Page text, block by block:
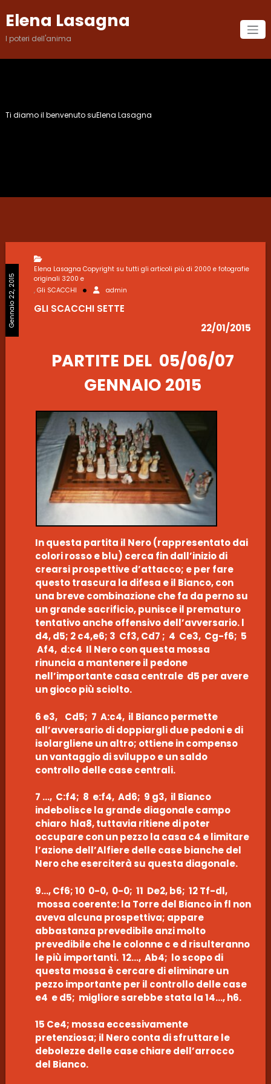
contenuto
Elena Lasagna
I poteri dell'anima
Ti diamo il benvenuto suElena Lasagna
Gennaio 22, 2015
Elena Lasagna Copyright su tutti gli articoli più di 2000 e fotografie
originali 3200 e
, Gli SCACCHI admin
GLI SCACCHI SETTE
22/01/2015
PARTITE DEL 05/06/07
GENNAIO 2015
In questa partita il Nero (rappresentato dai
colori rosso e blu) cerca fin dall’inizio di
crearsi prospettive d’attacco; e per fare
questo trascura la difesa e il Bianco, con
una breve combinazione che fa da perno su
un grande sacrificio, punisce il prematuro
tentativo anche offensivo dell’avversario. l
d4, d5; 2 c4,e6; 3 Cf3, Cd7 ; 4 Ce3, Cg-f6; 5
Af4, d:c4 Il Nero con questa mossa
rinuncia a mantenere il pedone
nell’importante casa centrale d5 per avere
un gioco più sciolto.
6 e3, Cd5; 7 A:c4, il Bianco permette
all’avversario di doppiargli due pedoni e di
isolargliene un altro; ottiene in compenso
un vantaggio di sviluppo e un saldo
controllo delle case centrali.
7 …, C:f4; 8 e:f4, Ad6; 9 g3, il Bianco
indebolisce la grande diagonale campo
chiaro hla8, tuttavia ritiene di poter
occupare con un pezzo la casa c4 e limitare
l’azione dell’Alfiere delle case bianche del
Nero che eserciterà su questa diagonale.
9…, Cf6; 10 0-0, 0-0; 11 De2, b6; 12 Tf-dl,
mossa coerente: la Torre del Bianco in fl non
aveva alcuna prospettiva; appare
abbastanza prevedibile anzi molto
prevedibile che le colonne c e d risulteranno
le più importanti. 12…, Ab4; lo scopo di
questa mossa è cercare di eliminare un
pezzo importante per il controllo delle case
e4 e d5; migliore sarebbe stata la 14…, h6.
15 Ce4; mossa eccessivamente
pretenziosa; il Nero conta di sfruttare le
debolezze delle case chiare dell’arrocco
del Bianco.